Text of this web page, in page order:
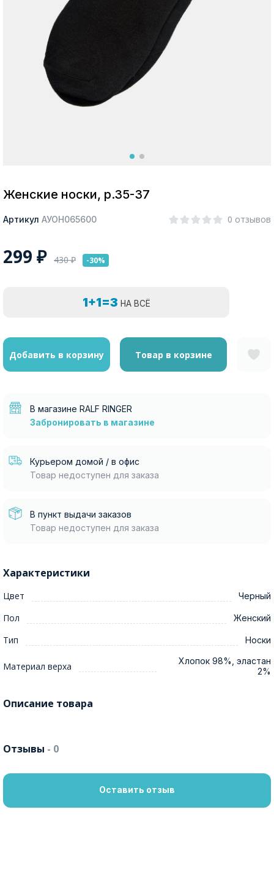
Москва
Женские носки, р.35-37
Артикул АУОН065600 0 отзывов
299 ₽ 430₽ -30%
1+1=3 НА ВСЁ
Добавить в корзину Товар в корзине
В магазине RALF RINGER
Забронировать в магазине
Курьером домой / в офис
Товар недоступен для заказа
В пункт выдачи заказов
Товар недоступен для заказа
Характеристики
Цвет Черный
Пол Женский
Тип Носки
Материал верха
Хлопок 98%, эластан
2%
Описание товара
Отзывы - 0
Оставить отзыв